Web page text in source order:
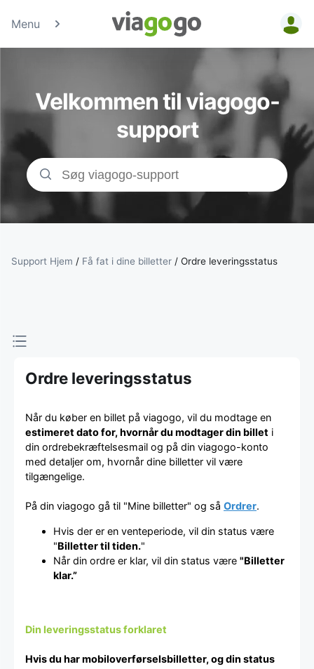
Menu
Billetter -
Sports- &amp;
Teaterbilletter |
viagogo-
Velkommen til viagogo-
support
Support Hjem / Få fat i dine billetter / Ordre leveringsstatus
Ordre leveringsstatus
Når du køber en billet på viagogo, vil du modtage en
estimeret dato for, hvornår du modtager din billet i
din ordrebekræftelsesmail og på din viagogo-konto
med detaljer om, hvornår dine billetter vil være
tilgængelige.
På din viagogo gå til "Mine billetter" og så Ordrer.
Hvis der er en venteperiode, vil din status være
"Billetter til tiden."
Når din ordre er klar, vil din status være "Billetter
klar.”
Din leveringsstatus forklaret
Hvis du har mobiloverførselsbilletter, og din status